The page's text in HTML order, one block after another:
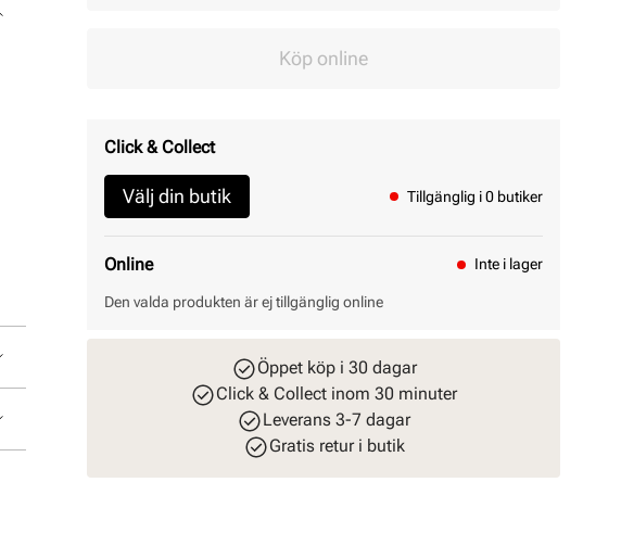
Köp online
Click & Collect
Välj din butik Tillgänglig i 0 butiker
Online Inte i lager
Den valda produkten är ej tillgänglig online
Öppet köp i 30 dagar
Click & Collect inom 30 minuter
Leverans 3-7 dagar
Gratis retur i butik